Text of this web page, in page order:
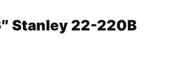
Stanley 22-220B